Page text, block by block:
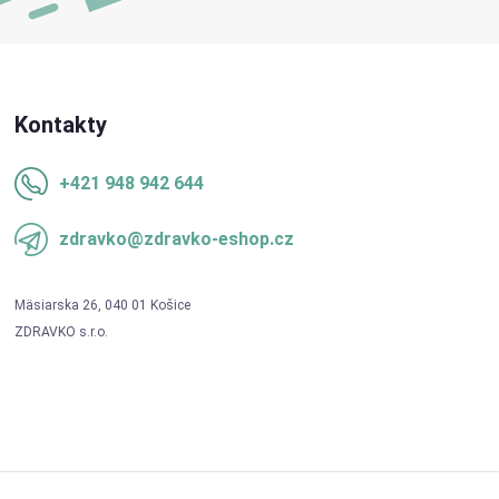
Kontakty
+421 948 942 644
zdravko@zdravko-eshop.cz